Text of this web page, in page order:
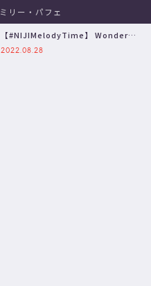
ミリー・パフェ
【#NIJIMelodyTime】 Wonder
NeverLand …
2022.08.28